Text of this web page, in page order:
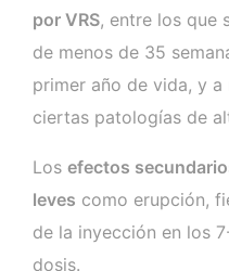
por VRS, entre los que
de menos de 35
primer año de vida, y
ciertas patologías de
Los efectos
leves como erupción,
de la inyección en los
dosis.